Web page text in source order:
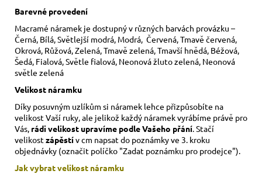
Barevné provedení
Macramé náramek je dostupný v různých barvách provázku –
Černá, Bílá, Světlejší modrá, Modrá, Červená, Tmavě červená,
Okrová, Růžová, Zelená, Tmavě zelená, Tmavší hnědá, Béžová,
Šedá, Fialová, Světle fialová, Neonová žluto zelená, Neonová
světle zelená
Velikost náramku
Díky posuvným uzlíkům si náramek lehce přizpůsobíte na
velikost Vaší ruky, ale jelikož každý náramek vyrábíme právě pro
Vás, rádi velikost upravíme podle Vašeho přání . Stačí
velikostzápěstív cm napsat do poznámky ve 3. kroku
objednávky (označit políčko "Zadat poznámku pro prodejce").
Jak vybrat velikost náramku